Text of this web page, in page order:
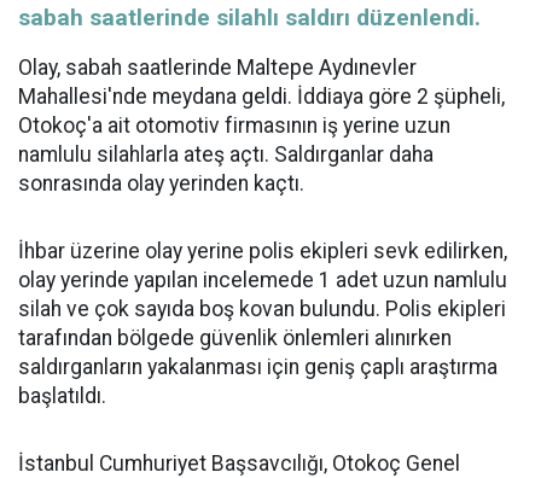
sabah saatlerinde silahlı saldırı düzenlendi.
Olay, sabah saatlerinde Maltepe Aydınevler
Mahallesi'nde meydana geldi. İddiaya göre 2 şüpheli,
Otokoç'a ait otomotiv firmasının iş yerine uzun
namlulu silahlarla ateş açtı. Saldırganlar daha
sonrasında olay yerinden kaçtı.
İhbar üzerine olay yerine polis ekipleri sevk edilirken,
olay yerinde yapılan incelemede 1 adet uzun namlulu
silah ve çok sayıda boş kovan bulundu. Polis ekipleri
tarafından bölgede güvenlik önlemleri alınırken
saldırganların yakalanması için geniş çaplı araştırma
başlatıldı.
İstanbul Cumhuriyet Başsavcılığı, Otokoç Genel